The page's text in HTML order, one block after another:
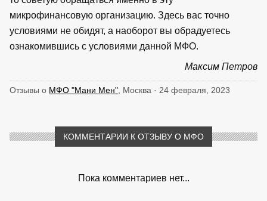
микрофинансовую организацию. Здесь вас точно
условиями не обидят, а наоборот вы обрадуетесь
ознакомившись с условиями данной МФО.
Максим Петров
Отзывы о МФО "Мани Мен" , Москва · 24 февраля, 2023
КОММЕНТАРИИ К ОТЗЫВУ О МФО
Пока комментариев нет...